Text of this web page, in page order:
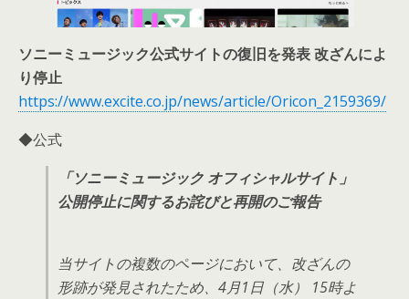
ソニーミュージック公式サイトの復旧を発表 改ざんによ
り停止
https://www.excite.co.jp/news/article/Oricon_2159369/
◆公式
「ソニーミュージック オフィシャルサイト」
公開停止に関するお詫びと再開のご報告
当サイトの複数のページにおいて、改ざんの
形跡が発見されたため、4月1日（水） 15時よ